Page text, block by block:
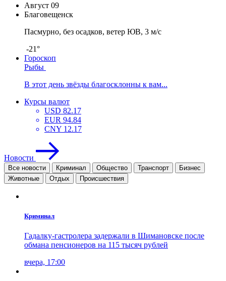
Август 09
Благовещенск
Пасмурно, без осадков, ветер ЮВ, 3 м/с
-21°
Гороскоп
Рыбы
В этот день звёзды благосклонны к вам...
Курсы валют
USD 82.17
EUR 94.84
CNY 12.17
Новости
Все новости Криминал Общество Транспорт
Бизнес
Животные
Отдых Проиcшествия
Криминал
Гадалку-гастролера задержали в Шимановске после
обмана пенсионеров на 115 тысяч рублей
вчера, 17:00